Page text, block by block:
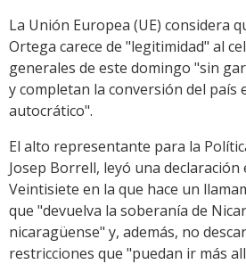
La Unión Europea (UE) considera
Ortega carece de "legitimidad" al
generales de este domingo "sin
y completan la conversión del país
autocrático".
El alto representante para la
Josep Borrell, leyó una
Veintisiete en la que hace un
que "devuelva la soberanía de
nicaragüense" y, además, no
restricciones que "puedan ir más